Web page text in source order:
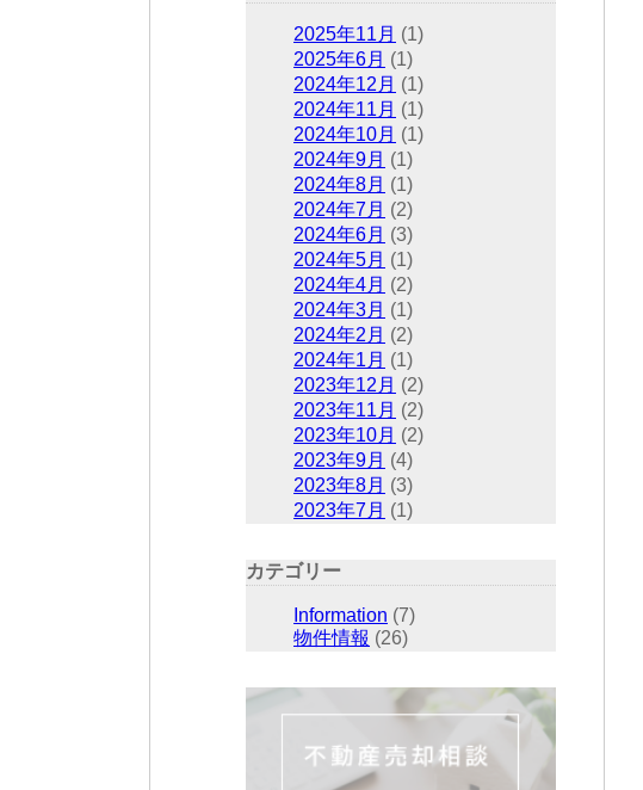
2025年11月 (1)
2025年6月 (1)
2024年12月 (1)
2024年11月 (1)
2024年10月 (1)
2024年9月 (1)
2024年8月 (1)
2024年7月 (2)
2024年6月 (3)
2024年5月 (1)
2024年4月 (2)
2024年3月 (1)
2024年2月 (2)
2024年1月 (1)
2023年12月 (2)
2023年11月 (2)
2023年10月 (2)
2023年9月 (4)
2023年8月 (3)
2023年7月 (1)
カテゴリー
Information (7)
物件情報 (26)